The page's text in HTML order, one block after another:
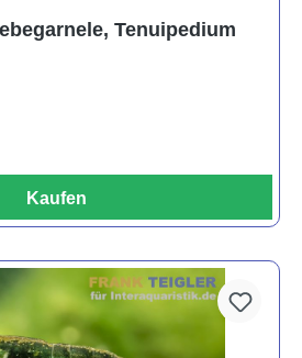
Tenuipedium
Kaufen